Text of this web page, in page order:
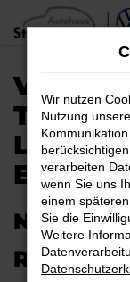
Zum
Hauptinhalt
VW
BERLIN
NEUES
RABATT:
Wir nutzen
Nutzung
verarbeiten
wenn Sie uns
einem
Sie die
Weitere